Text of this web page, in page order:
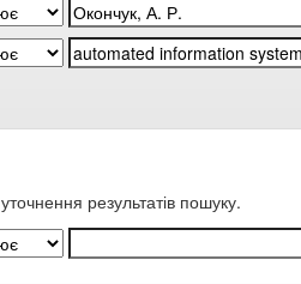
результатів пошуку.